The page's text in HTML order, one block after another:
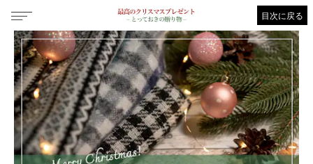
目次に戻る